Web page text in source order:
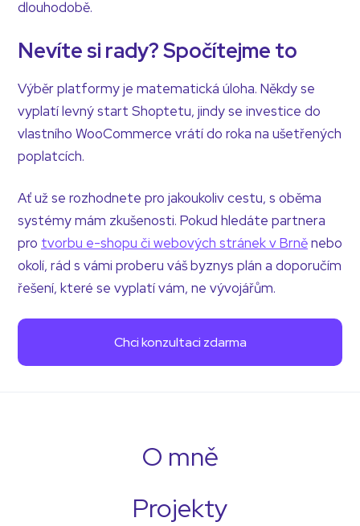
dlouhodobě.
Nevíte si rady? Spočítejme to
Výběr platformy je matematická úloha. Někdy se
vyplatí levný start Shoptetu, jindy se investice do
vlastního WooCommerce vrátí do roka na ušetřených
poplatcích.
Ať už se rozhodnete pro jakoukoliv cestu, s oběma
systémy mám zkušenosti. Pokud hledáte partnera
pro tvorbu e-shopu či webových stránek v Brněnebo
okolí, rád s vámi proberu váš byznys plán a doporučím
řešení, které se vyplatí vám, ne vývojářům.
Chci konzultaci zdarma
O mně
Projekty